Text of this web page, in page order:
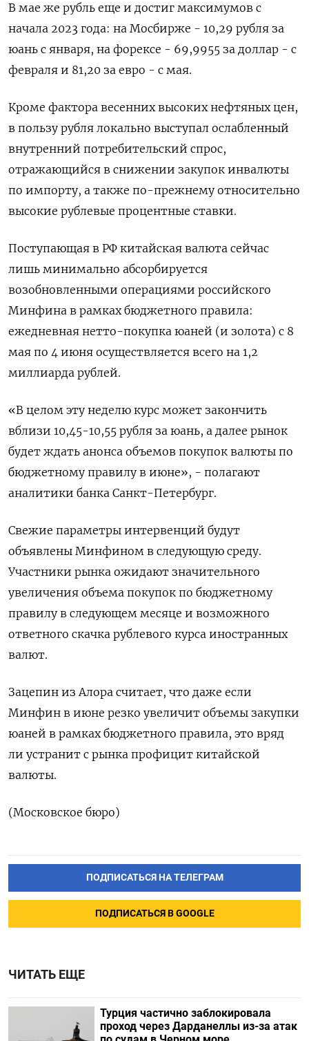
В мае же рубль еще и достиг максимумов с
начала 2023 года: на Мосбирже - 10,29 рубля за
юань с января, на форексе - 69,9955 за доллар - с
февраля и 81,20 за евро - с мая.
Кроме фактора весенних высоких нефтяных цен,
в пользу рубля локально выступал ослабленный
внутренний потребительский спрос,
отражающийся в снижении закупок инвалюты
по импорту, а также по-прежнему относительно
высокие рублевые процентные ставки.
Поступающая в РФ китайская валюта сейчас
лишь минимально абсорбируется
возобновленными операциями российского
Минфина в рамках бюджетного правила:
ежедневная нетто-покупка юаней (и золота) с ​8
мая по 4 июня ⁠осуществляется всего на 1,2
миллиарда рублей.
«В целом эту неделю курс может закончить
вблизи 10,45-10,55 рубля за юань, а далее рынок
будет ждать анонса объемов покупок валюты по
‌бюджетному правилу в июне», - полагают
аналитики банка Санкт-Петербург.
Свежие параметры интервенций будут
объявлены Минфином в следующую среду.
Участники рынка ‌ожидают значительного
увеличения объема покупок по бюджетному
правилу в следующем месяце и возможного
ответного скачка рублевого курса иностранных
валют.
Зацепин из Алора ​считает, что даже если
Минфин в июне резко увеличит объемы закупки
юаней в рамках ‌бюджетного правила, это вряд
ли устранит с рынка профицит китайской
валюты.
(Московское бюро)
ПОДПИСАТЬСЯ НА ТЕЛЕГРАМ
ПОДПИСАТЬСЯ В GOOGLE
ЧИТАТЬ ЕЩЕ
Турция частично заблокировала
проход через Дарданеллы из-за атак